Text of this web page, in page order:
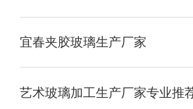
宜春夹胶玻璃生产厂家